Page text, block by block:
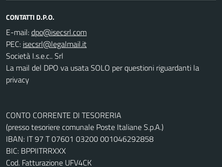
CONTATTI D.P.O.
E-mail:
PEC:
Società I.s.e.c.. Srl
La mail del DPO va usata SOLO per questioni riguardanti la
privacy
CONTO CORRENTE DI TESORERIA
(presso tesoriere comunale Poste Italiane S.p.A.)
IBAN: IT 97 T 07601 03200 001046292858
BIC: BPPIITRRXXX
Cod. Fatturazione UFV4CK